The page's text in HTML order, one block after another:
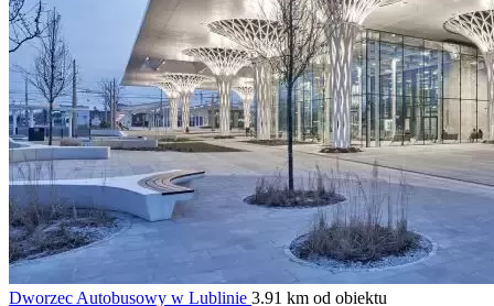
Dworzec Autobusowy w Lublinie 3.91 km od obiektu